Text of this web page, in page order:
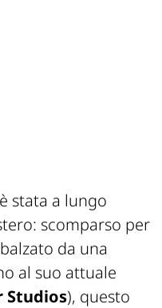
è stata a lungo
scomparso per
da una
al suo attuale
Studios), questo